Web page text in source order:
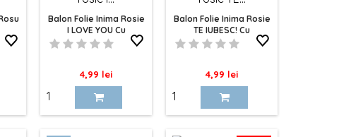
Balon Folie Inima Rosie
I LOVE YOU Cu
Inimioare 45cm
Pret
4,99 lei
Balon Folie Inima Rosie
TE IUBESC! Cu
Trandafiri 45cm
Pret
4,99 lei